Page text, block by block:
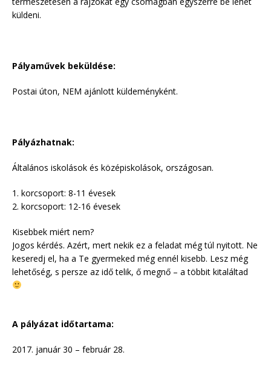
küldeni.
Pályaművek beküldése:
Postai úton, NEM ajánlott küldeményként.
Pályázhatnak:
Általános iskolások és középiskolások, országosan.
1. korcsoport: 8-11 évesek
2. korcsoport: 12-16 évesek
Kisebbek miért nem?
Jogos kérdés. Azért, mert nekik ez a feladat még túl nyitott. Ne
keseredj el, ha a Te gyermeked még ennél kisebb. Lesz még
lehetőség, s persze az idő telik, ő megnő – a többit kitaláltad
A pályázat időtartama:
2017. január 30 – február 28.